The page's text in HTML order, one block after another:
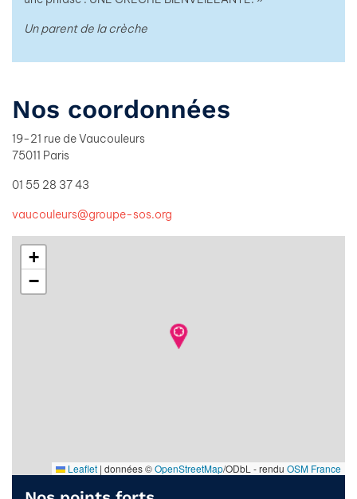
Un parent de la crèche
Nos coordonnées
19-21 rue de Vaucouleurs
75011 Paris
01 55 28 37 43
vaucouleurs@groupe-sos.org
+
−
Leaflet | données ©OpenStreetMap/ODbL - rendu OSM France